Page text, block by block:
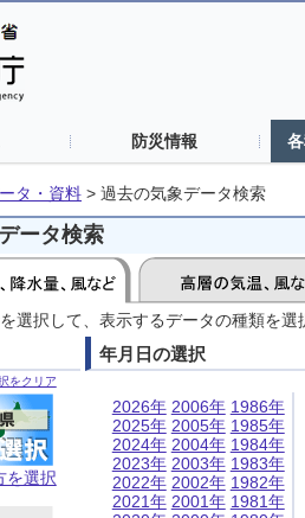
防災情報
タ・資料 > 過去の気象データ検索
ータ検索
選択して、表示するデータの種類を選
をクリア
を選択
年月日の選択
2026年
2025年
2024年
2023年
2022年
2021年
2006年
2005年
2004年
2003年
2002年
2001年
1986年
1985年
1984年
1983年
1982年
1981年